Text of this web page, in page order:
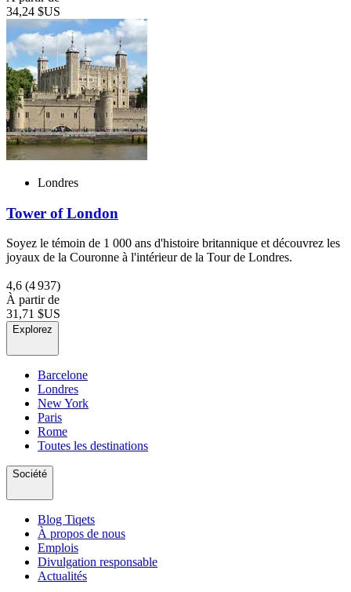
34,24 $US
Londres
Tower of London
Soyez le témoin de 1 000 ans d'histoire britannique et découvrez les
joyaux de la Couronne à l'intérieur de la Tour de Londres.
4,6 (4 937)
À partir de
31,71 $US
Explorez
Barcelone
Londres
New York
Paris
Rome
Toutes les destinations
Société
Blog Tiqets
À propos de nous
Emplois
Divulgation responsable
Actualités